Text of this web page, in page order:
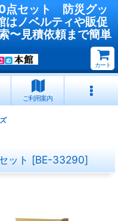
点セット 防災グッ
はノベルティや販促
〜見積依頼まで簡単
カート
ご利用案内
ット [BE-33290]